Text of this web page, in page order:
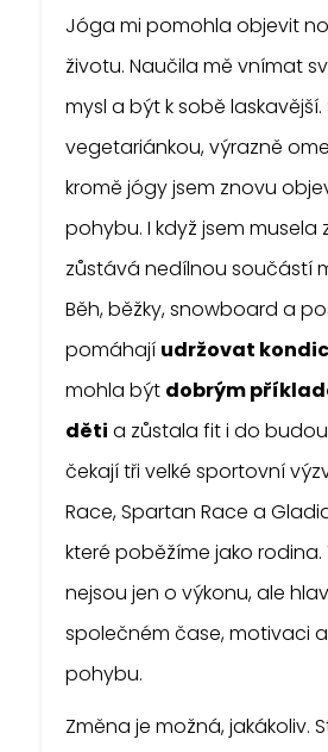
Jóga mi pomohla objevit
životu. Naučila mě vnímat
mysl a být k sobě laskavější.
vegetariánkou, výrazně
kromě jógy jsem znovu
pohybu. I když jsem musela
zůstává nedílnou součástí
Běh, běžky, snowboard a
pomáhají udržovat
mohla být dobrým
děti a zůstala fit i do
čekají tři velké sportovní
Race, Spartan Race a
které poběžíme jako
nejsou jen o výkonu, ale
společném čase, motivaci
pohybu.
Změna je možná, jakákoliv.